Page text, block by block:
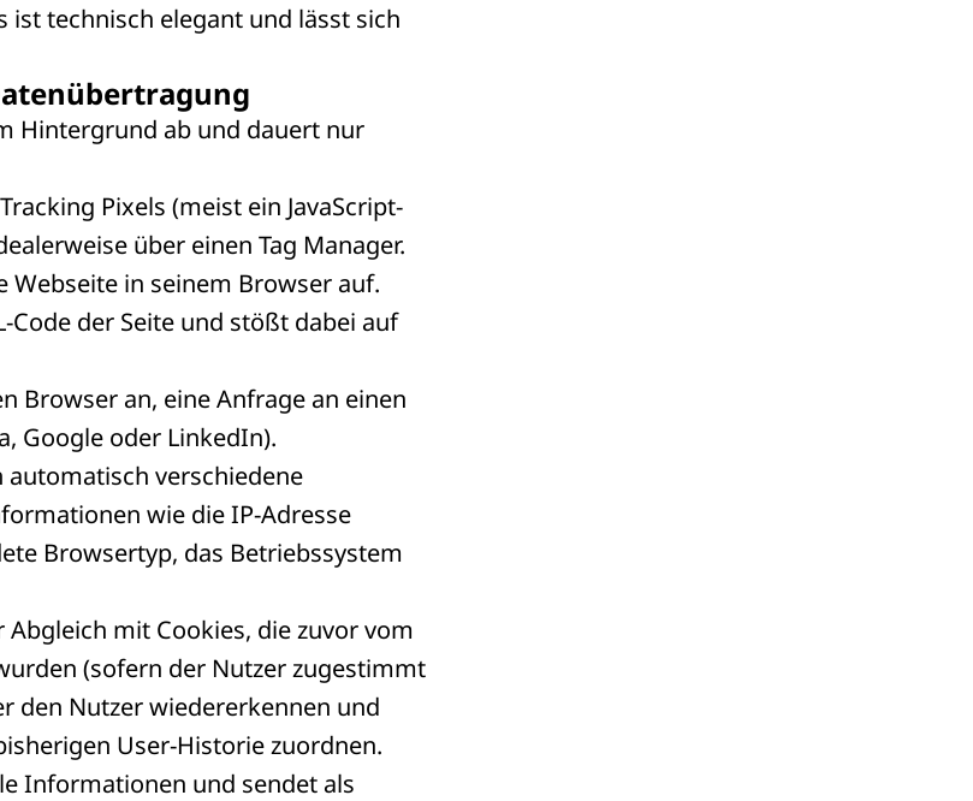
ist technisch elegant und lässt sich
Hintergrund ab und dauert nur
Pixels (meist ein JavaScript-
über einen Tag Manager.
Webseite in seinem Browser auf.
der Seite und stößt dabei auf
Browser an, eine Anfrage an einen
Google oder LinkedIn).
verschiedene
wie die IP-Adresse
Browsertyp, das Betriebssystem
mit Cookies, die zuvor vom
(sofern der Nutzer zugestimmt
den Nutzer wiedererkennen und
User-Historie zuordnen.
Informationen und sendet als